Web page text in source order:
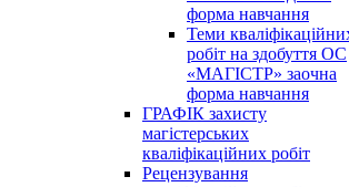
форма навчання
Теми
робіт на здобуття ОС
«МАГІСТР» заочна
форма навчання
ГРАФІК захисту
магістерських
кваліфікаційних робіт
Рецензування